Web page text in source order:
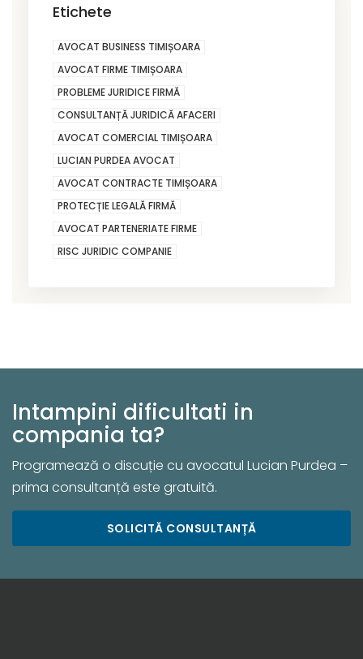
Etichete
AVOCAT BUSINESS TIMIȘOARA
AVOCAT FIRME TIMIȘOARA
PROBLEME JURIDICE FIRMĂ
CONSULTANȚĂ JURIDICĂ AFACERI
AVOCAT COMERCIAL TIMIȘOARA
LUCIAN PURDEA AVOCAT
AVOCAT CONTRACTE TIMIȘOARA
PROTECȚIE LEGALĂ FIRMĂ
AVOCAT PARTENERIATE FIRME
RISC JURIDIC COMPANIE
Intampini dificultati in
compania ta?
Programează o discuție cu avocatul Lucian Purdea –
prima consultanță este gratuită.
SOLICITĂ CONSULTANȚĂ